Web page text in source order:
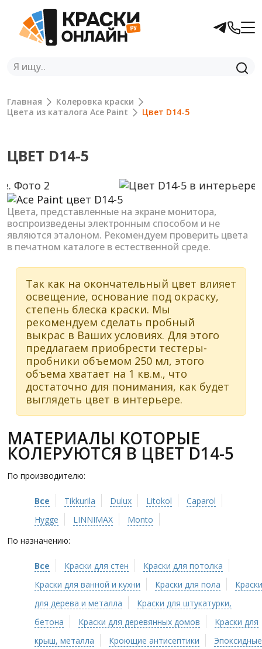
Главная
Колеровка краски
Цвета из каталога Ace Paint
Цвет D14-5
ЦВЕТ D14-5
Previous Next
Цвета, представленные на экране монитора,
воспроизведены электронным способом и не
являются эталоном. Рекомендуем проверить цвета
в печатном каталоге в естественной среде.
Так как на окончательный цвет влияет
освещение, основание под окраску,
степень блеска краски. Мы
рекомендуем сделать пробный
выкрас в Ваших условиях. Для этого
предлагаем приобрести тестеры-
пробники объемом 250 мл, этого
объема хватает на 1 кв.м., что
достаточно для понимания, как будет
выглядеть цвет в интерьере.
МАТЕРИАЛЫ КОТОРЫЕ
КОЛЕРУЮТСЯ В ЦВЕТ D14-5
По производителю:
Все Tikkurila Dulux Litokol
Caparol
Hygge
LINNIMAX
Monto
По назначению:
Все Краски для стен
Краски для потолка
Краски для ванной и кухни
Краски для пола
Краски
для дерева и металла
Краски для штукатурки,
бетона
Краски для деревянных домов
Краски для
крыш, металла
Кроющие антисептики
Эпоксидные